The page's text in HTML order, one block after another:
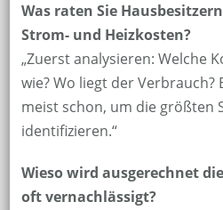
Was raten Sie
Strom- und Heizkosten?
„Zuerst analysieren: Welche
wie? Wo liegt der Verbrauch?
meist schon, um die größten
identifizieren.“
Wieso wird ausgerechnet
oft vernachlässigt?